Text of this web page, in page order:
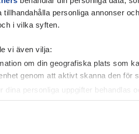
tillhandahålla personliga annonser
i vilka syften.
vi även vilja:
om din geografiska plats som
genom att aktivt skanna den för
dina personliga uppgifter behandlas
för att anpassa innehållet